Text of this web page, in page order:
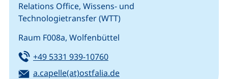
Relations Office, Wissens- und
Technologietransfer (WTT)
Raum F008a, Wolfenbüttel
Tel:
+49 5331 939-10760(startet einen Telefonanruf,
E-Mail:
a.capelle(at)ostfalia.de(öffnet Ihr E-Mail-